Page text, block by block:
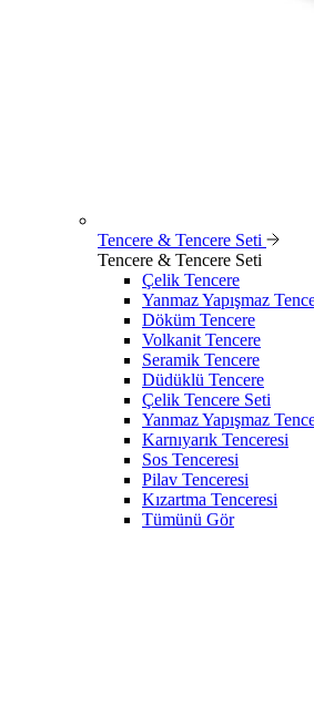
Tencere & Tencere Seti
Tencere & Tencere Seti
Çelik Tencere
Yanmaz Yapışmaz
Döküm Tencere
Volkanit Tencere
Seramik Tencere
Düdüklü Tencere
Çelik Tencere Seti
Yanmaz Yapışmaz
Karnıyarık Tenceresi
Sos Tenceresi
Pilav Tenceresi
Kızartma Tenceresi
Tümünü Gör